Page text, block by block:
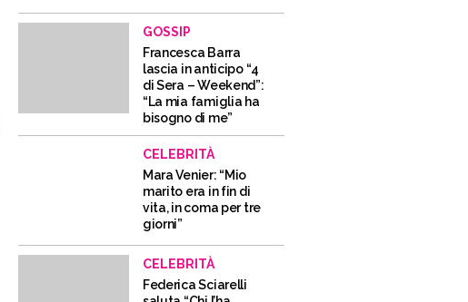
GOSSIP
Francesca Barra
lascia in anticipo “4
di Sera – Weekend”:
“La mia famiglia ha
bisogno di me”
CELEBRITÀ
Mara Venier: “Mio
marito era in fin di
vita, in coma per tre
giorni”
CELEBRITÀ
Federica Sciarelli